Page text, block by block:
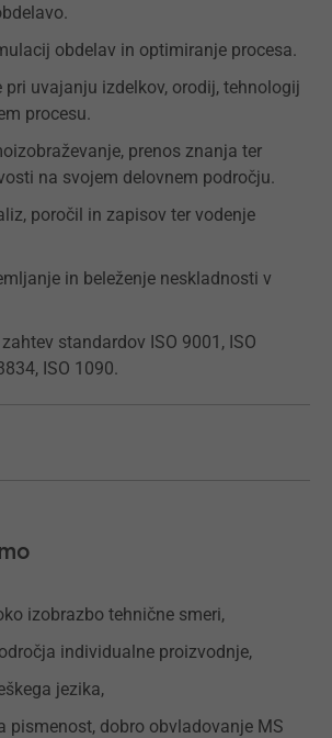
obdelav in optimiranje procesa.
pri uvajanju izdelkov, orodij, tehnologij
procesu.
prenos znanja ter
na svojem delovnem področju.
poročil in zapisov ter vodenje
in beleženje neskladnosti v
standardov ISO 9001, ISO
ISO 1090.
izobrazbo tehnične smeri,
individualne proizvodnje,
jezika,
pismenost, dobro obvladovanje MS